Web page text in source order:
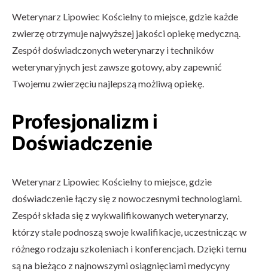
Weterynarz Lipowiec Kościelny to miejsce, gdzie każde
zwierzę otrzymuje najwyższej jakości opiekę medyczną.
Zespół doświadczonych weterynarzy i techników
weterynaryjnych jest zawsze gotowy, aby zapewnić
Twojemu zwierzęciu najlepszą możliwą opiekę.
Profesjonalizm i
Doświadczenie
Weterynarz Lipowiec Kościelny to miejsce, gdzie
doświadczenie łączy się z nowoczesnymi technologiami.
Zespół składa się z wykwalifikowanych weterynarzy,
którzy stale podnoszą swoje kwalifikacje, uczestnicząc w
różnego rodzaju szkoleniach i konferencjach. Dzięki temu
są na bieżąco z najnowszymi osiągnięciami medycyny